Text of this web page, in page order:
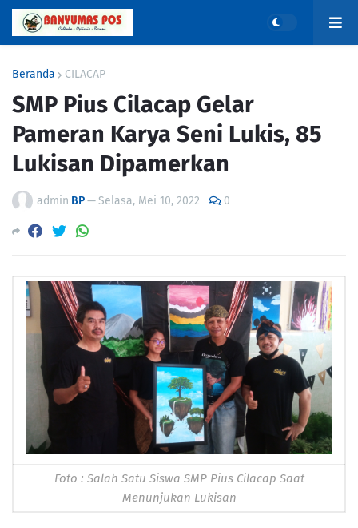
Beranda CILACAP
SMP Pius Cilacap Gelar
Pameran Karya Seni Lukis, 85
Lukisan Dipamerkan
admin BP—Selasa, Mei 10, 2022 0
Foto : Salah Satu Siswa SMP Pius Cilacap Saat
Menunjukan Lukisan